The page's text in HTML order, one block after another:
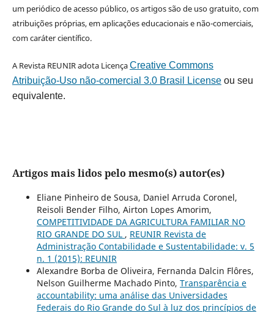
um periódico de acesso público, os artigos são de uso gratuito, com
atribuições próprias, em aplicações educacionais e não-comerciais,
com caráter científico.
A Revista REUNIR adota LicençaCreative Commons
Atribuição-Uso não-comercial 3.0 Brasil Licenseou seu
equivalente.
Artigos mais lidos pelo mesmo(s) autor(es)
Eliane Pinheiro de Sousa, Daniel Arruda Coronel,
Reisoli Bender Filho, Airton Lopes Amorim,
COMPETITIVIDADE DA AGRICULTURA FAMILIAR NO
RIO GRANDE DO SUL , REUNIR Revista de
Administração Contabilidade e Sustentabilidade: v. 5
n. 1 (2015): REUNIR
Alexandre Borba de Oliveira, Fernanda Dalcin Flôres,
Nelson Guilherme Machado Pinto, Transparência e
accountability: uma análise das Universidades
Federais do Rio Grande do Sul à luz dos princípios de